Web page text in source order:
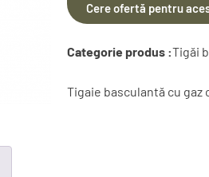
Cere ofertă pentru
Categorie produs :Tigăi
Tigaie basculantă cu gaz